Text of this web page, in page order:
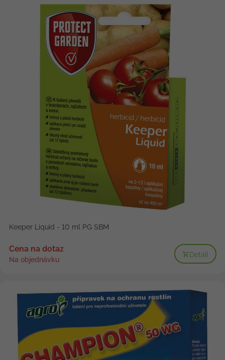
Keeper Liquid - 10 ml PG SBM
Cena na dotaz
Na objednávku
Detail